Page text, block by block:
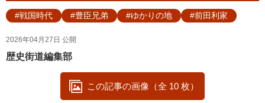
#戦国時代 #豊臣兄弟 #ゆかりの地 #前田利家
2026年04月27日 公開
歴史街道編集部
この記事の画像（全 10 枚）